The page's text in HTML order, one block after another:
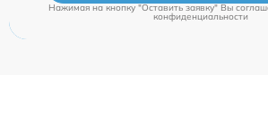
Нажимая на кнопку "Оставить заявку" Вы
конфиденциальности